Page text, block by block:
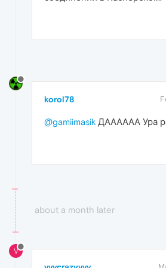
korol78
@gamiimasik ДАААААА Ура
about a month later
V